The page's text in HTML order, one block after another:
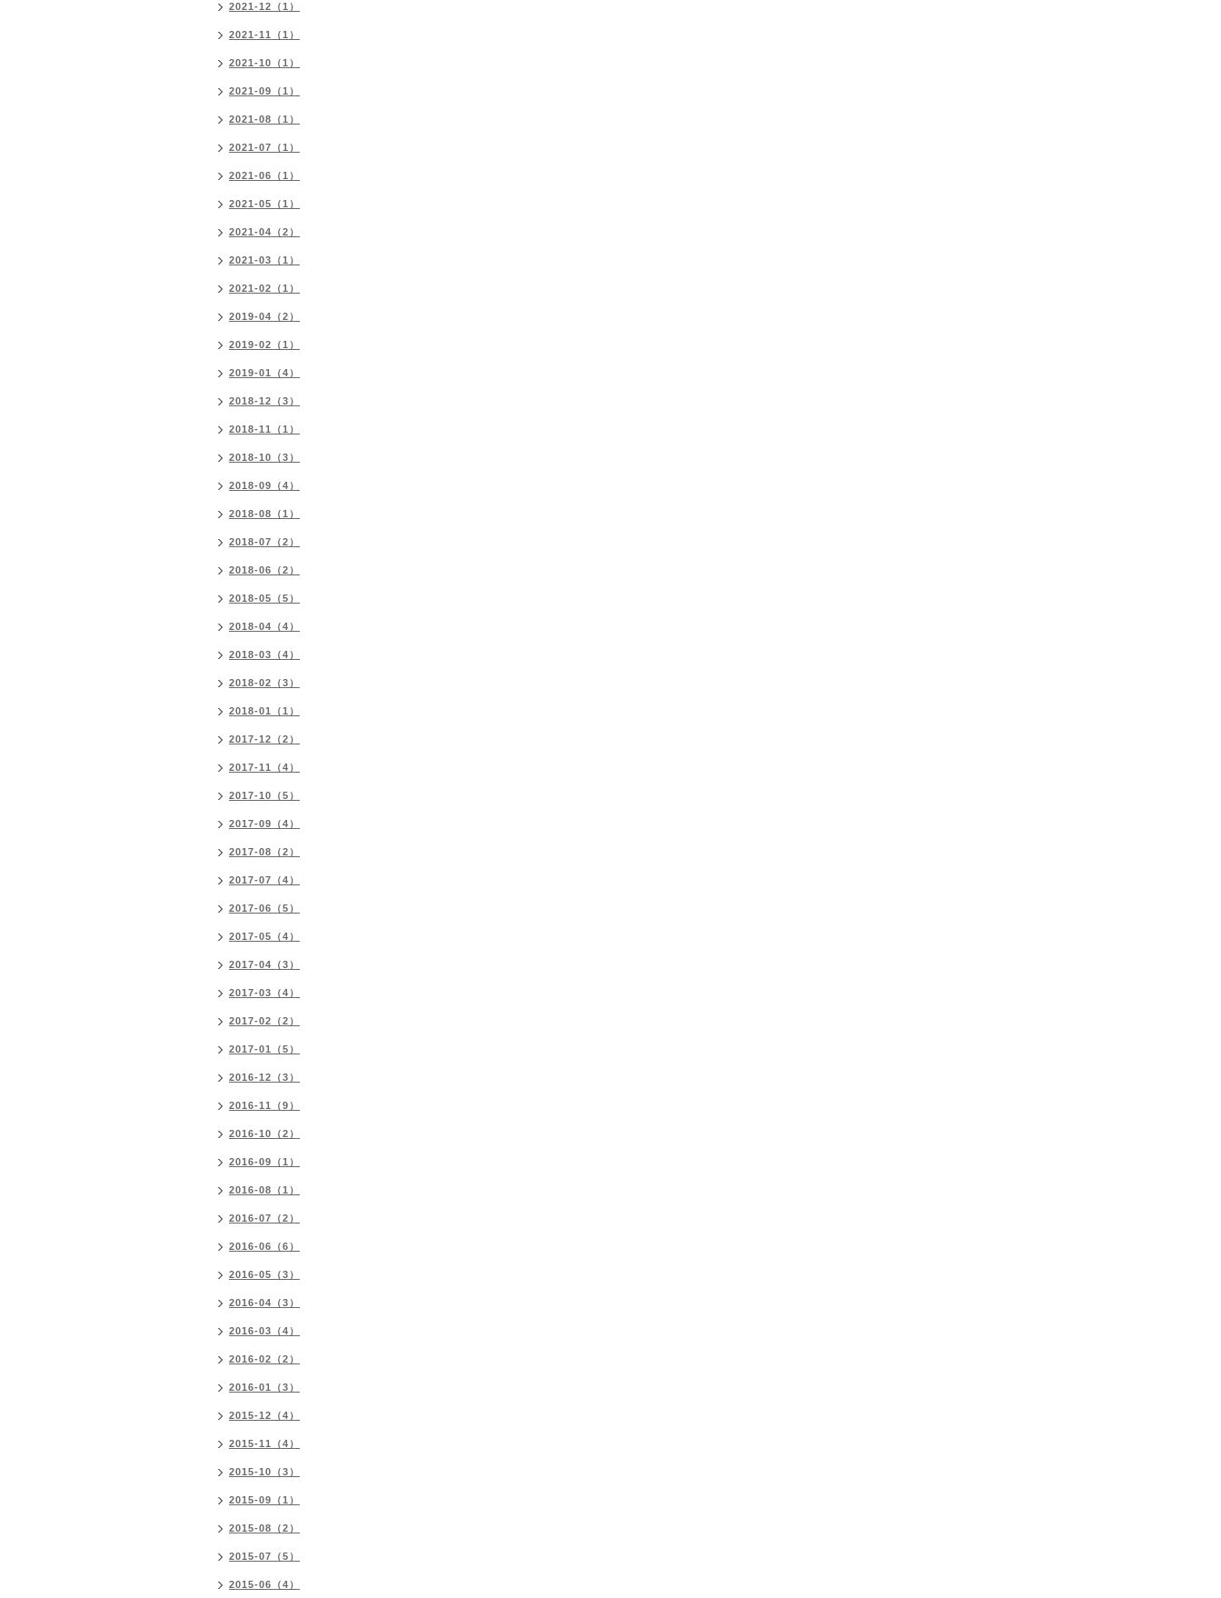
2021-12（1）
2021-11（1）
2021-10（1）
2021-09（1）
2021-08（1）
2021-07（1）
2021-06（1）
2021-05（1）
2021-04（2）
2021-03（1）
2021-02（1）
2019-04（2）
2019-02（1）
2019-01（4）
2018-12（3）
2018-11（1）
2018-10（3）
2018-09（4）
2018-08（1）
2018-07（2）
2018-06（2）
2018-05（5）
2018-04（4）
2018-03（4）
2018-02（3）
2018-01（1）
2017-12（2）
2017-11（4）
2017-10（5）
2017-09（4）
2017-08（2）
2017-07（4）
2017-06（5）
2017-05（4）
2017-04（3）
2017-03（4）
2017-02（2）
2017-01（5）
2016-12（3）
2016-11（9）
2016-10（2）
2016-09（1）
2016-08（1）
2016-07（2）
2016-06（6）
2016-05（3）
2016-04（3）
2016-03（4）
2016-02（2）
2016-01（3）
2015-12（4）
2015-11（4）
2015-10（3）
2015-09（1）
2015-08（2）
2015-07（5）
2015-06（4）